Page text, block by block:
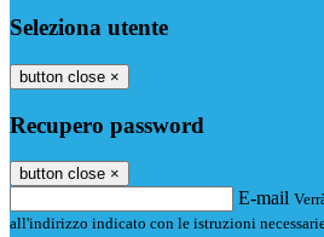
Seleziona utente
button close ×
Recupero password
button close ×
E-mail
all'indirizzo indicato con le istruzioni